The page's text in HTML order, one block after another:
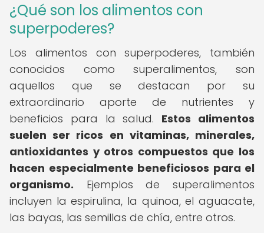
¿Qué son los alimentos con
superpoderes?
Los alimentos con superpoderes, también
conocidos como superalimentos, son
aquellos que se destacan por su
extraordinario aporte de nutrientes y
beneficios para la salud. Estos alimentos
suelen ser ricos en vitaminas, minerales,
antioxidantes y otros compuestos que los
hacen especialmente beneficiosos para el
organismo. Ejemplos de superalimentos
incluyen la espirulina, la quinoa, el aguacate,
las bayas, las semillas de chía, entre otros.